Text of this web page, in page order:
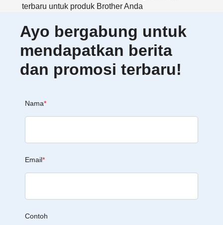
terbaru untuk produk Brother Anda
Lihat Unduhan
Ayo bergabung untuk
mendapatkan berita
dan promosi terbaru!
Nama*
Email*
Contoh